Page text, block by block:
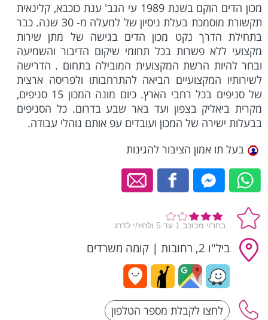
מכון הדים הוקם בשנת 1989 עי הגב' ענת כוכבא, קלינאית
תקשורת מוסמכת בעלת ניסיון של למעלה מ- 30 שנה. כבר
בתחילת הדרך נקט מכון הדים בגישה של מתן שירות
מקצועי ללא פשרות בכל תחומי שיקום הדיבור והשמיעה
ובחר להיות הרשת המקצועית המובילה בתחום . הדרישה
לשירותיו המקצועיים הביאה להתרחבותו ולפריסה ארצית
של סניפים בכל רחבי הארץ. כיום מונה המכון 15 סניפים,
מקרית ביאליק בצפון ועד באר שבע בדרום. כל הסניפים
בבעלות ישירה של המכון ועובדים עפ אותם נוהלי עבודה.
בעל תו אמון הציבור להגינות
ביל"ו 2, רחובות | קומה משרדים